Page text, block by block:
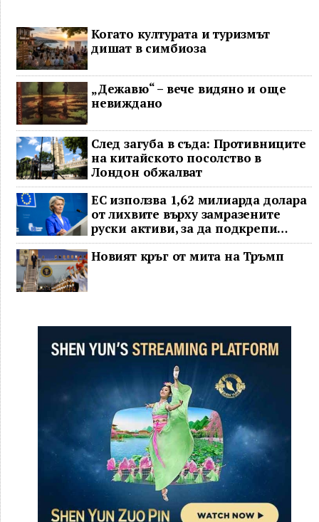
Когато културата и туризмът
дишат в симбиоза
„Дежавю“ – вече видяно и още
невиждано
След загуба в съда: Противниците
на китайското посолство в
Лондон обжалват
ЕС използва 1,62 милиарда долара
от лихвите върху замразените
руски активи, за да подкрепи
Украйна
Новият кръг от мита на Тръмп